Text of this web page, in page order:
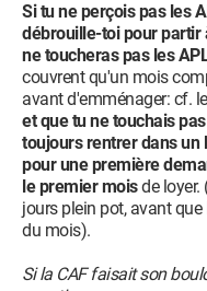
Si tu ne perçois pas les
débrouille-toi pour partir
ne toucheras pas les
couvrent qu'un mois
avant d'emménager: cf.
et que tu ne touchais
toujours rentrer dans un
pour une première
le premier moisde loyer.
jours plein pot, avant
du mois).
Si la CAF faisait son